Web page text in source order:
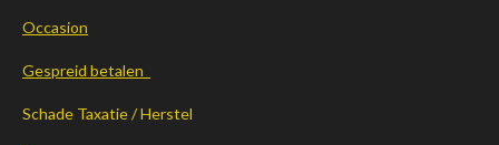
Occasion
Gespreid betalen
Schade Taxatie / Herstel